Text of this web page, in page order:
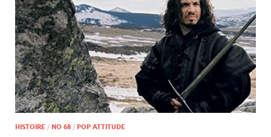
HISTOIRE / NO 68 / POP ATTITUDE